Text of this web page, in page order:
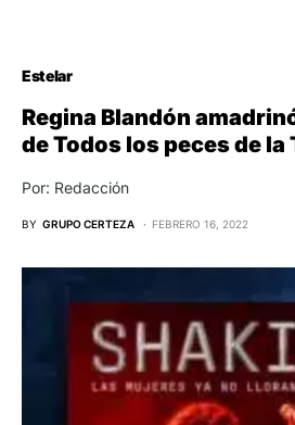
Estelar
Regina Blandón
de Todos los peces de la
Por: Redacción
BY GRUPO CERTEZA FEBRERO 16, 2022